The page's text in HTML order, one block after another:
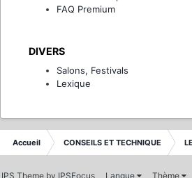
FAQ Premium
DIVERS
Salons, Festivals
Lexique
Accueil CONSEILS ET TECHNIQUE
IPS Theme by IPSFocus Langue Thème